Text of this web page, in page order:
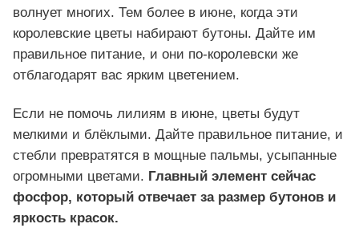
волнует многих. Тем более в июне, когда эти
королевские цветы набирают бутоны. Дайте им
правильное питание, и они по-королевски же
отблагодарят вас ярким цветением.
Если не помочь лилиям в июне, цветы будут
мелкими и блёклыми. Дайте правильное питание, и
стебли превратятся в мощные пальмы, усыпанные
огромными цветами. Главный элемент сейчас
фосфор, который отвечает за размер бутонов и
яркость красок.